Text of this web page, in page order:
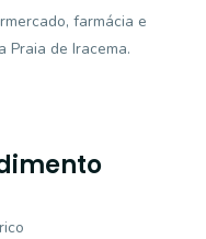
farmácia e
Praia de Iracema.